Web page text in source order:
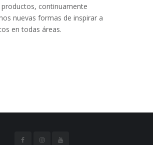
productos, continuamente
nuevas formas de inspirar a
en todas áreas.